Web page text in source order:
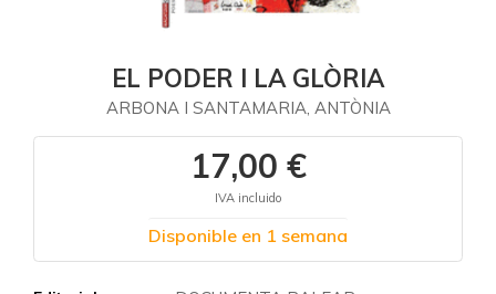
EL PODER I LA GLÒRIA
ARBONA I SANTAMARIA, ANTÒNIA
17,00 €
IVA incluido
Disponible en 1 semana